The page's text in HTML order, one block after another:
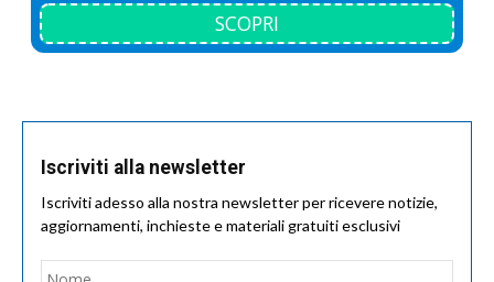
SCOPRI
Iscriviti alla newsletter
Iscriviti adesso alla nostra newsletter per ricevere notizie,
aggiornamenti, inchieste e materiali gratuiti esclusivi
Nome